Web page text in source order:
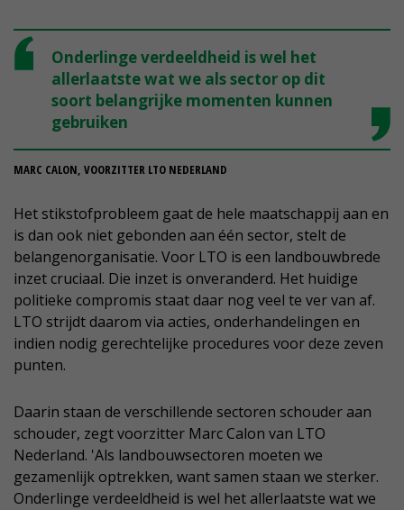
Onderlinge verdeeldheid is wel het
allerlaatste wat we als sector op dit
soort belangrijke momenten kunnen
gebruiken
MARC CALON, VOORZITTER LTO NEDERLAND
Het stikstofprobleem gaat de hele maatschappij aan en
is dan ook niet gebonden aan één sector, stelt de
belangenorganisatie. Voor LTO is een landbouwbrede
inzet cruciaal. Die inzet is onveranderd. Het huidige
politieke compromis staat daar nog veel te ver van af.
LTO strijdt daarom via acties, onderhandelingen en
indien nodig gerechtelijke procedures voor deze zeven
punten.
Daarin staan de verschillende sectoren schouder aan
schouder, zegt voorzitter Marc Calon van LTO
Nederland. 'Als landbouwsectoren moeten we
gezamenlijk optrekken, want samen staan we sterker.
Onderlinge verdeeldheid is wel het allerlaatste wat we